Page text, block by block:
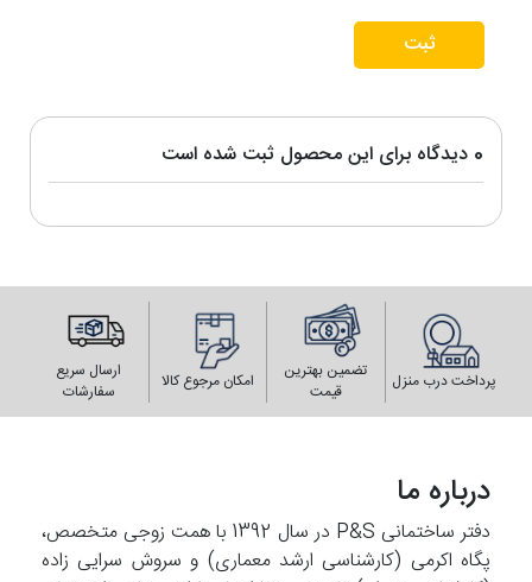
0 دیدگاه برای این محصول ثبت شده است
ثبت
پرداخت درب منزل
تضمین بهترین
قیمت
امکان مرجوع کالا
ارسال سریع
سفارشات
درباره ما
دفتر ساختمانی P&S در سال 1392 با همت زوجی متخصص،
پگاه اکرمی (کارشناسی ارشد معماری) و سروش سرایی زاده